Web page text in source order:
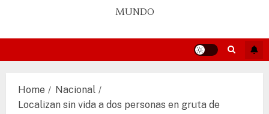
MUNDO
Home
Nacional
Localizan sin vida a dos personas en gruta de